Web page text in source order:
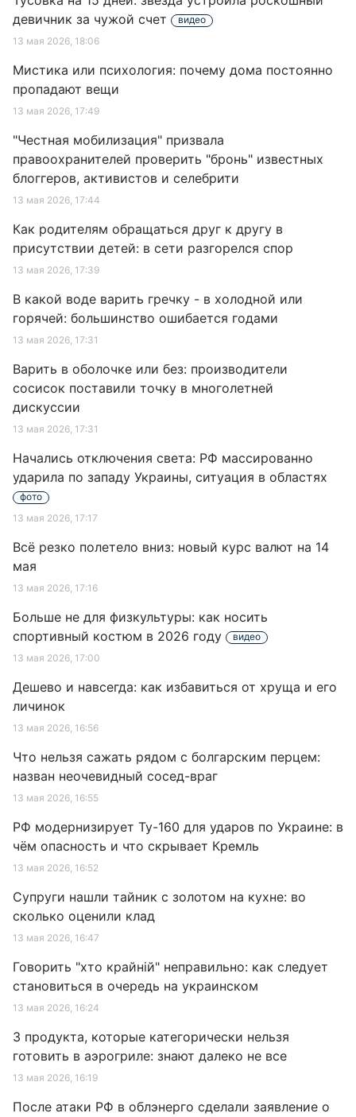
девичник за чужой счет
видео
13 мая 2026, 18:06
Мистика или психология: почему дома постоянно
пропадают вещи
13 мая 2026, 17:49
"Честная мобилизация" призвала
правоохранителей проверить "бронь" известных
блоггеров, активистов и селебрити
13 мая 2026, 17:44
Как родителям обращаться друг к другу в
присутствии детей: в сети разгорелся спор
13 мая 2026, 17:39
В какой воде варить гречку - в холодной или
горячей: большинство ошибается годами
13 мая 2026, 17:31
Варить в оболочке или без: производители
сосисок поставили точку в многолетней
дискуссии
13 мая 2026, 17:31
Начались отключения света: РФ массированно
ударила по западу Украины, ситуация в областях
фото
13 мая 2026, 17:17
Всё резко полетело вниз: новый курс валют на 14
мая
13 мая 2026, 17:16
Больше не для физкультуры: как носить
спортивный костюм в 2026 году
видео
13 мая 2026, 17:00
Дешево и навсегда: как избавиться от хруща и его
личинок
13 мая 2026, 16:56
Что нельзя сажать рядом с болгарским перцем:
назван неочевидный сосед-враг
13 мая 2026, 16:55
РФ модернизирует Ту-160 для ударов по Украине: в
чём опасность и что скрывает Кремль
13 мая 2026, 16:52
Супруги нашли тайник с золотом на кухне: во
сколько оценили клад
13 мая 2026, 16:47
Говорить "хто крайній" неправильно: как следует
становиться в очередь на украинском
13 мая 2026, 16:24
3 продукта, которые категорически нельзя
готовить в аэрогриле: знают далеко не все
13 мая 2026, 16:19
После атаки РФ в облэнерго сделали заявление о